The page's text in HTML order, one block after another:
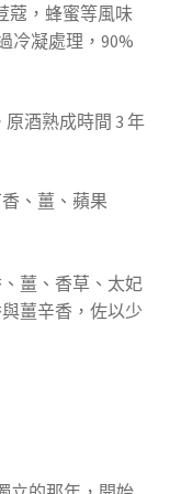
蔻，蜂蜜等風味
冷凝處理， 90%
酒熟成時間 3 年
、薑、蘋果
薑、香草、太妃
薑辛香，佐以少